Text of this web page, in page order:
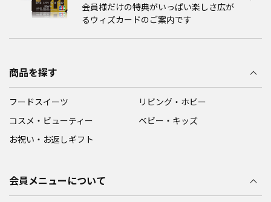
会員様だけの特典がいっぱい楽しさ広が
るウィズカードのご案内です
商品を探す
フードスイーツ
リビング・ホビー
コスメ・ビューティー
ベビー・キッズ
お祝い・お返しギフト
会員メニューについて